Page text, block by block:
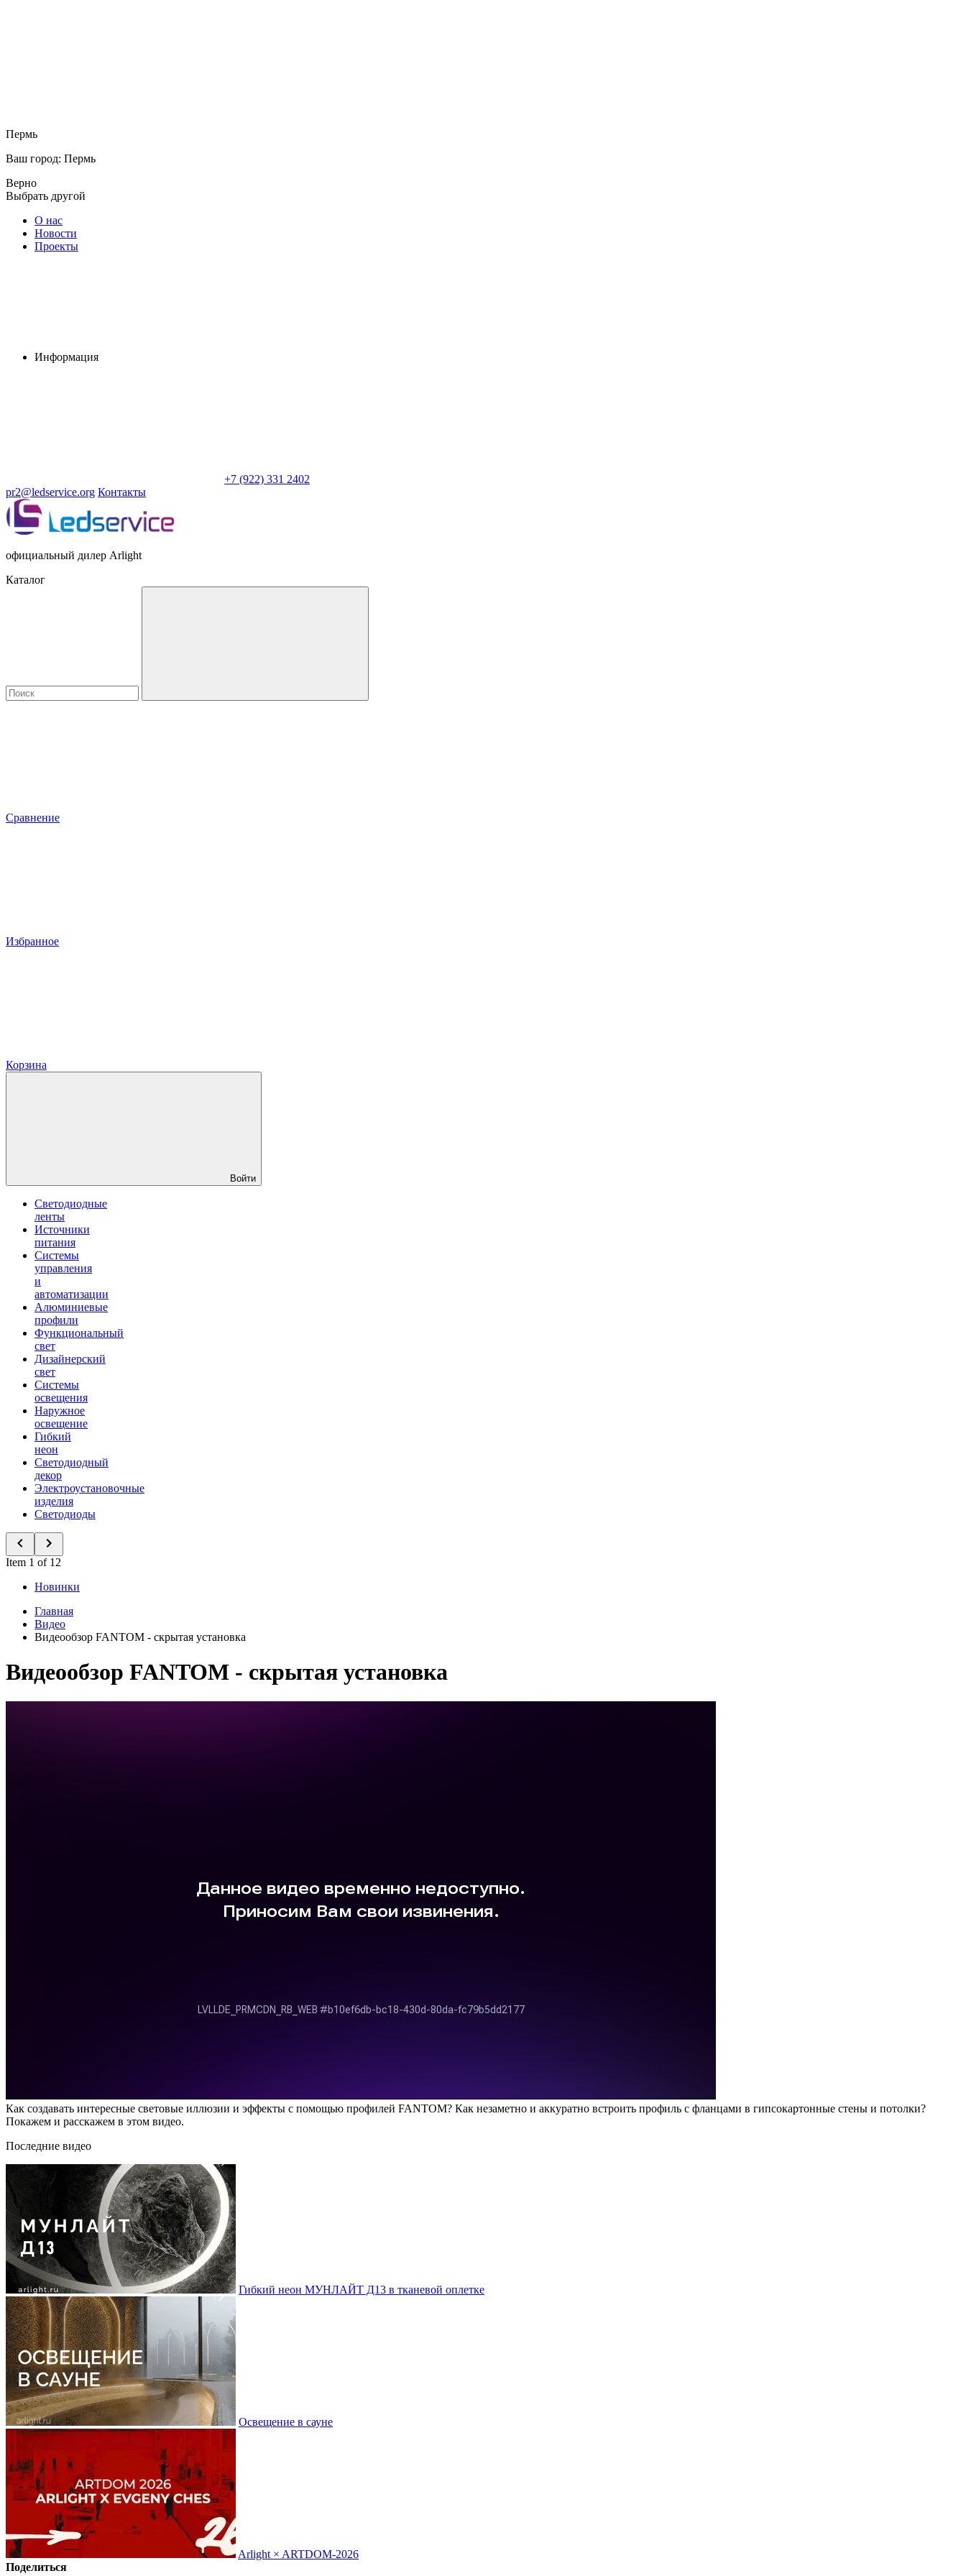
Пермь
Ваш город: Пермь
Верно
Выбрать другой
О нас
Новости
Проекты
Информация
+7 (922) 331 2402
pr2@ledservice.org Контакты
официальный дилер Arlight
Каталог
Сравнение
Избранное
Корзина
Войти
Светодиодные
ленты
Источники
питания
Системы
управления
и
автоматизации
Алюминиевые
профили
Функциональный
свет
Дизайнерский
свет
Системы
освещения
Наружное
освещение
Гибкий
неон
Светодиодный
декор
Электроустановочные
изделия
Светодиоды
Item 1 of 12
Новинки
Главная
Видео
Видеообзор FANTOM - скрытая установка
Видеообзор FANTOM - скрытая установка
Как создавать интересные световые иллюзии и эффекты с помощью профилей FANTOM? Как незаметно и аккуратно встроить профиль с фланцами в гипсокартонные стены и потолки?
Покажем и расскажем в этом видео.
Последние видео
Гибкий неон МУНЛАЙТ Д13 в тканевой оплетке
Освещение в сауне
Arlight × ARTDOM-2026
Поделиться